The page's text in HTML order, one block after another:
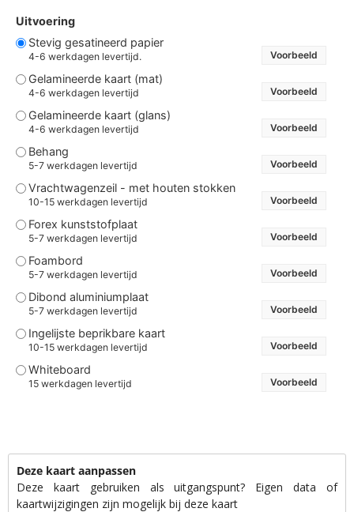
Uitvoering
Stevig gesatineerd papier
4-6 werkdagen levertijd. Voorbeeld
Gelamineerde kaart (mat)
4-6 werkdagen levertijd Voorbeeld
Gelamineerde kaart (glans)
4-6 werkdagen levertijd Voorbeeld
Behang
5-7 werkdagen levertijd Voorbeeld
Vrachtwagenzeil - met houten stokken
10-15 werkdagen levertijd Voorbeeld
Forex kunststofplaat
5-7 werkdagen levertijd Voorbeeld
Foambord
5-7 werkdagen levertijd Voorbeeld
Dibond aluminiumplaat
5-7 werkdagen levertijd Voorbeeld
Ingelijste beprikbare kaart
10-15 werkdagen levertijd Voorbeeld
Whiteboard
15 werkdagen levertijd Voorbeeld
Deze kaart aanpassen
Deze kaart gebruiken als uitgangspunt? Eigen data of
kaartwijzigingen zijn mogelijk bij deze kaart